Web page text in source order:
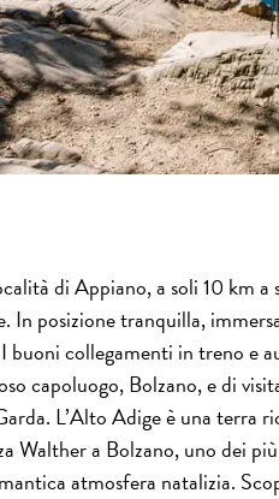
di Appiano, a soli 10 km a
In posizione tranquilla,
collegamenti in treno e
capoluogo, Bolzano, e di
L’Alto Adige è una
Walther a Bolzano, uno dei
atmosfera natalizia.